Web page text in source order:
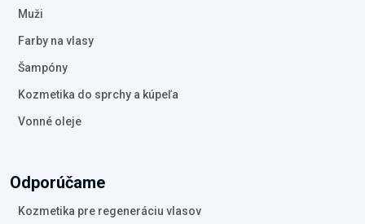
Muži
Farby na vlasy
Šampóny
Kozmetika do sprchy a kúpeľa
Vonné oleje
Odporúčame
Kozmetika pre regeneráciu vlasov